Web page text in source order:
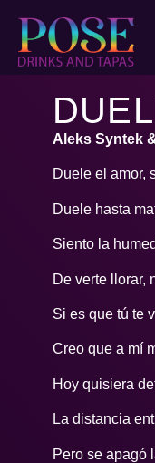
Aleks Syntek
Duele el amor,
Duele hasta
Siento la
De verte llorar,
Si es que tú te
Creo que a mí
Hoy quisiera
La distancia
Pero se apagó